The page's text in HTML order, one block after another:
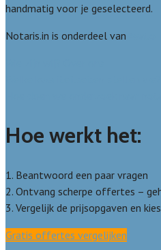
handmatig voor je geselecteerd.
Notaris.in is onderdeel van
Hoe werkt het:
1. Beantwoord een paar vragen
2. Ontvang scherpe offertes –
3. Vergelijk de prijsopgaven en
Gratis offertes vergelijken